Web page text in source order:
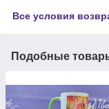
Все условия
Подобные